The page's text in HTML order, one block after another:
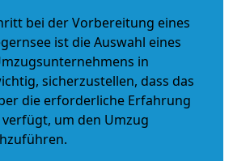
bei der Vorbereitung eines
ist die Auswahl eines
in
sicherzustellen, dass das
die erforderliche Erfahrung
um den Umzug